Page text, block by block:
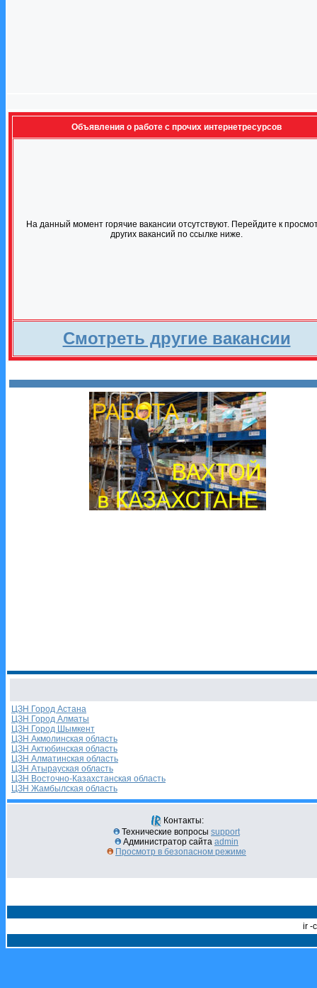
Объявления о работе с прочих интернетресурсов
На данный момент горячие вакансии отсутствуют. Перейдите к
других вакансий по ссылке ниже.
Смотреть другие вакансии
ЦЗН Город Астана
ЦЗН Город Алматы
ЦЗН Город Шымкент
ЦЗН Акмолинская область
ЦЗН Актюбинская область
ЦЗН Алматинская область
ЦЗН Атырауская область
ЦЗН Восточно-Казахстанская область
ЦЗН Жамбылская область
Контакты:
Технические вопросы support
Администратор сайта admin
Просмотр в безопасном режиме
ir -